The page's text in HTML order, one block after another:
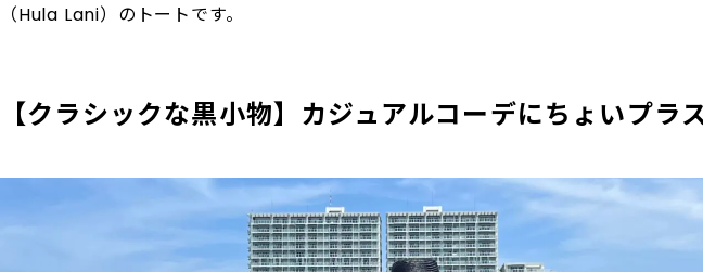
（Hula Lani）のトートです。
【クラシックな黒小物】カジュアルコーデにちょいプラ